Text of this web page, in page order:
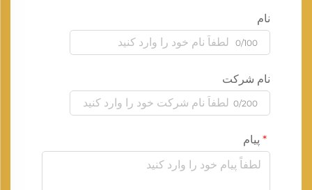
نام
0/100
نام شرکت
0/200
پیام